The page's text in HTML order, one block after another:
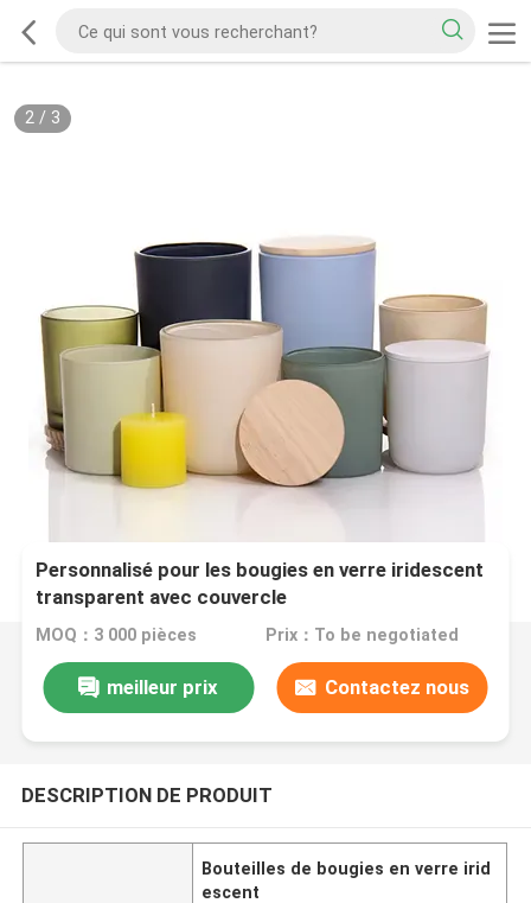
2/ 3
Personnalisé pour les bougies en verre iridescent
transparent avec couvercle
MOQ：3 000 pièces Prix：To be negotiated
meilleur prix Contactez nous
DESCRIPTION DE PRODUIT
Bouteilles de bougies en verre irid
escent